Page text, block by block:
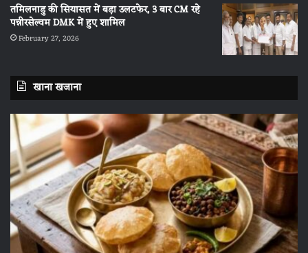
तमिलनाडु की सियासत में बड़ा उलटफेर, 3 बार CM रहे
पन्नीरसेल्वम DMK में हुए शामिल
February 27, 2026
खाना खजाना